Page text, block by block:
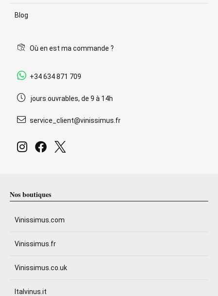
Blog
Où en est ma commande ?
+34 634 871 709
jours ouvrables, de 9 à 14h
service_client@vinissimus.fr
Nos boutiques
Vinissimus.com
Vinissimus.fr
Vinissimus.co.uk
Italvinus.it